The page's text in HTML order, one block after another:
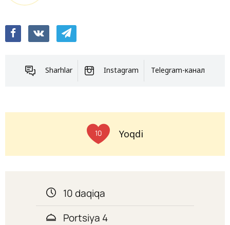
Sharhlar Instagram Telegram-канал
10 Yoqdi
10 daqiqa
Portsiya 4